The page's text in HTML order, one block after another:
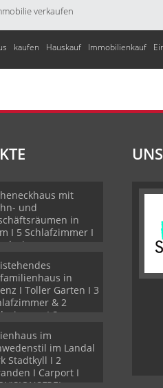
verkaufen
kaufen Hauskauf Immobilienkauf
mit
und
in
I 5 Schlafzimmer I
in
I Toller Garten I 3
& 2
I Sauna
im
im Landal
Stadtkyll I 2
I Carport I